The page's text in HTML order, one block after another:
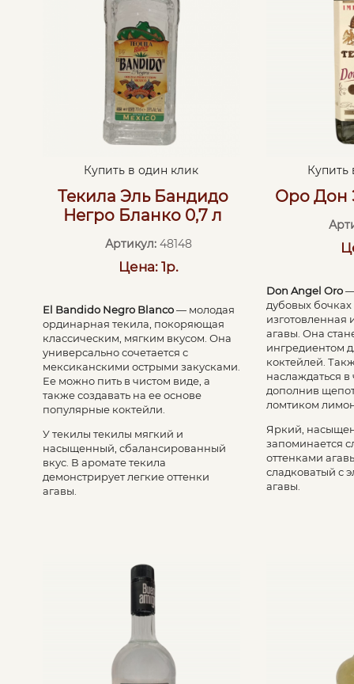
Купить в один клик
Текила Эль Бандидо
Негро Бланко 0,7 л
Артикул: 48148
Цена: 1р.
El Bandido Negro Blanco— молодая
ординарная текила, покоряющая
классическим, мягким вкусом. Она
универсально сочетается с
мексиканскими острыми закусками.
Ее можно пить в чистом виде, а
также создавать на ее основе
популярные коктейли.
У текилы текилы мягкий и
насыщенный, сбалансированный
вкус. В аромате текила
демонстрирует легкие оттенки
агавы.
Купить
Оро Дон
Don Angel Oro—
дубовых бочках
изготовленная
агавы. Она
ингредиентом
коктейлей.
наслаждаться в
дополнив
ломтиком
Яркий,
запоминается
оттенками
сладковатый с
агавы.